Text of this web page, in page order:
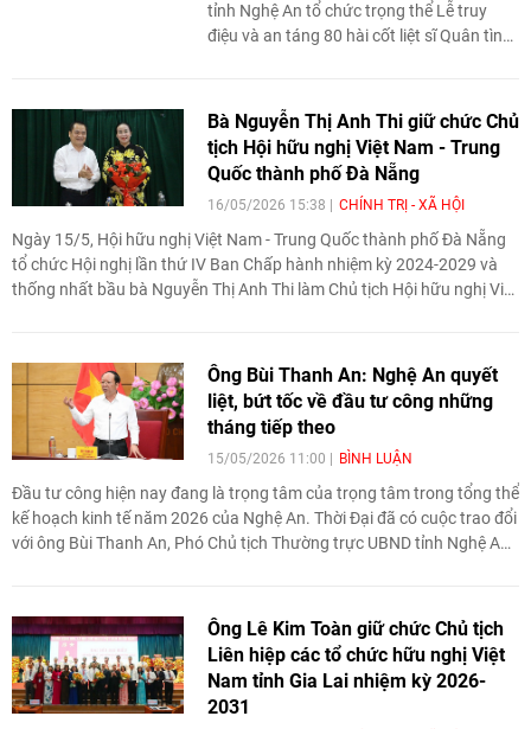
tỉnh Nghệ An tổ chức trọng thể Lễ truy
điệu và an táng 80 hài cốt liệt sĩ Quân tình
vì nghĩa vụ quốc tế cao cả trên đất nước
Lào về an nghỉ trong lòng đất mẹ.
Bà Nguyễn Thị Anh Thi giữ chức Chủ
tịch Hội hữu nghị Việt Nam - Trung
Quốc thành phố Đà Nẵng
16/05/2026 15:38 CHÍNH TRỊ - XÃ HỘI
Ngày 15/5, Hội hữu nghị Việt Nam - Trung Quốc thành phố Đà Nẵng
tổ chức Hội nghị lần thứ IV Ban Chấp hành nhiệm kỳ 2024-2029 và
thống nhất bầu bà Nguyễn Thị Anh Thi làm Chủ tịch Hội hữu nghị Việt
Ông Bùi Thanh An: Nghệ An quyết
liệt, bứt tốc về đầu tư công những
tháng tiếp theo
15/05/2026 11:00 BÌNH LUẬN
Đầu tư công hiện nay đang là trọng tâm của trọng tâm trong tổng thể
kế hoạch kinh tế năm 2026 của Nghệ An. Thời Đại đã có cuộc trao đổi
với ông Bùi Thanh An, Phó Chủ tịch Thường trực UBND tỉnh Nghệ An
Ông Lê Kim Toàn giữ chức Chủ tịch
Liên hiệp các tổ chức hữu nghị Việt
Nam tỉnh Gia Lai nhiệm kỳ 2026-
2031